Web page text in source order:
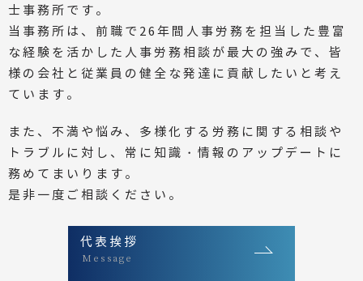
士事務所です。
当事務所は、前職で26年間人事労務を担当した豊富
な経験を活かした人事労務相談が最大の強みで、皆
様の会社と従業員の健全な発達に貢献したいと考え
ています。
また、不満や悩み、多様化する労務に関する相談や
トラブルに対し、常に知識・情報のアップデートに
務めてまいります。
是非一度ご相談ください。
代表挨拶
Message